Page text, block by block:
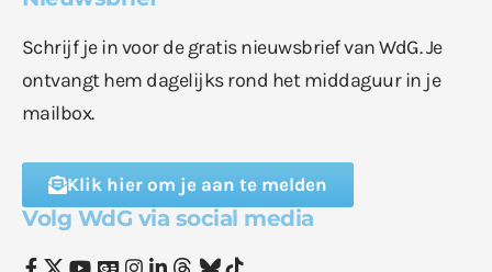
Schrijf je in voor de gratis nieuwsbrief van WdG. Je
ontvangt hem dagelijks rond het middaguur in je
mailbox.
Klik hier om je aan te melden
Volg WdG via social media